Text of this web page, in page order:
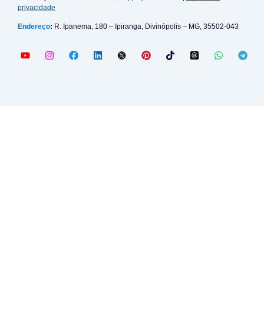
privacidade
Endereço: R. Ipanema, 180 – Ipiranga, Divinópolis – MG, 35502-043